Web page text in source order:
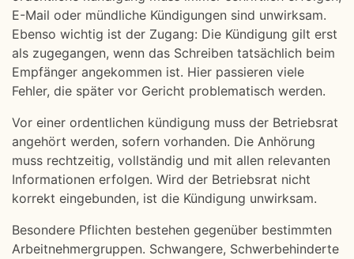
E-Mail oder mündliche Kündigungen sind unwirksam.
Ebenso wichtig ist der Zugang: Die Kündigung gilt erst
als zugegangen, wenn das Schreiben tatsächlich beim
Empfänger angekommen ist. Hier passieren viele
Fehler, die später vor Gericht problematisch werden.
Vor einer ordentlichen kündigung muss der Betriebsrat
angehört werden, sofern vorhanden. Die Anhörung
muss rechtzeitig, vollständig und mit allen relevanten
Informationen erfolgen. Wird der Betriebsrat nicht
korrekt eingebunden, ist die Kündigung unwirksam.
Besondere Pflichten bestehen gegenüber bestimmten
Arbeitnehmergruppen. Schwangere, Schwerbehinderte